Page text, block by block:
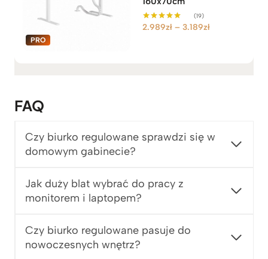
Oceniono
(19)
2.989zł – 3.189złZ
FAQ
Czy biurko regulowane sprawdzi się w
domowym gabinecie?
Jak duży blat wybrać do pracy z
monitorem i laptopem?
Czy biurko regulowane pasuje do
nowoczesnych wnętrz?